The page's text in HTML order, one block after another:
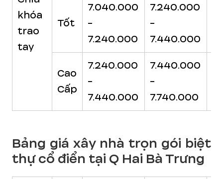
khóa
trao
tay
Tốt
7.040.000
-
7.240.000
7.240.000
-
7.440.000
Cao
Cấp
7.240.000
-
7.440.000
7.440.000
-
7.740.000
Bảng giá xây nhà trọn gói biệt
thự cổ điển tại Q Hai Bà Trưng